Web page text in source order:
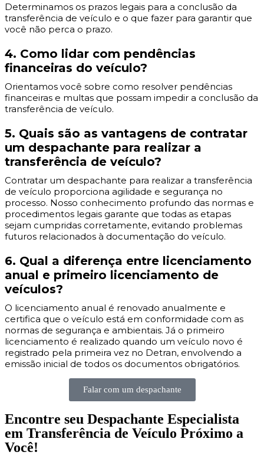
Determinamos os prazos legais para a conclusão da
transferência de veículo e o que fazer para garantir que
você não perca o prazo.
4. Como lidar com pendências
financeiras do veículo?
Orientamos você sobre como resolver pendências
financeiras e multas que possam impedir a conclusão da
transferência de veículo.
5. Quais são as vantagens de contratar
um despachante para realizar a
transferência de veículo?
Contratar um despachante para realizar a transferência
de veículo proporciona agilidade e segurança no
processo. Nosso conhecimento profundo das normas e
procedimentos legais garante que todas as etapas
sejam cumpridas corretamente, evitando problemas
futuros relacionados à documentação do veículo.
6. Qual a diferença entre licenciamento
anual e primeiro licenciamento de
veículos?
O licenciamento anual é renovado anualmente e
certifica que o veículo está em conformidade com as
normas de segurança e ambientais. Já o primeiro
licenciamento é realizado quando um veículo novo é
registrado pela primeira vez no Detran, envolvendo a
emissão inicial de todos os documentos obrigatórios.
Falar com um despachante
Encontre seu Despachante Especialista
em Transferência de Veículo Próximo a
Você!